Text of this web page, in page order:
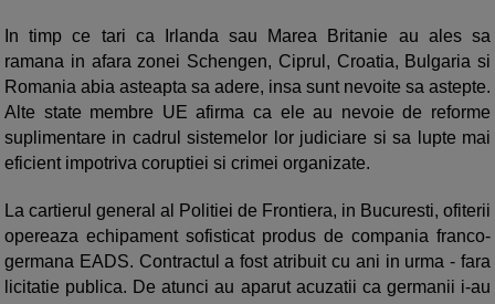
In timp ce tari ca Irlanda sau Marea Britanie au ales sa
ramana in afara zonei Schengen, Ciprul, Croatia, Bulgaria si
Romania abia asteapta sa adere, insa sunt nevoite sa astepte.
Alte state membre UE afirma ca ele au nevoie de reforme
suplimentare in cadrul sistemelor lor judiciare si sa lupte mai
eficient impotriva coruptiei si crimei organizate.
La cartierul general al Politiei de Frontiera, in Bucuresti, ofiterii
opereaza echipament sofisticat produs de compania franco-
germana EADS. Contractul a fost atribuit cu ani in urma - fara
licitatie publica. De atunci au aparut acuzatii ca germanii i-au